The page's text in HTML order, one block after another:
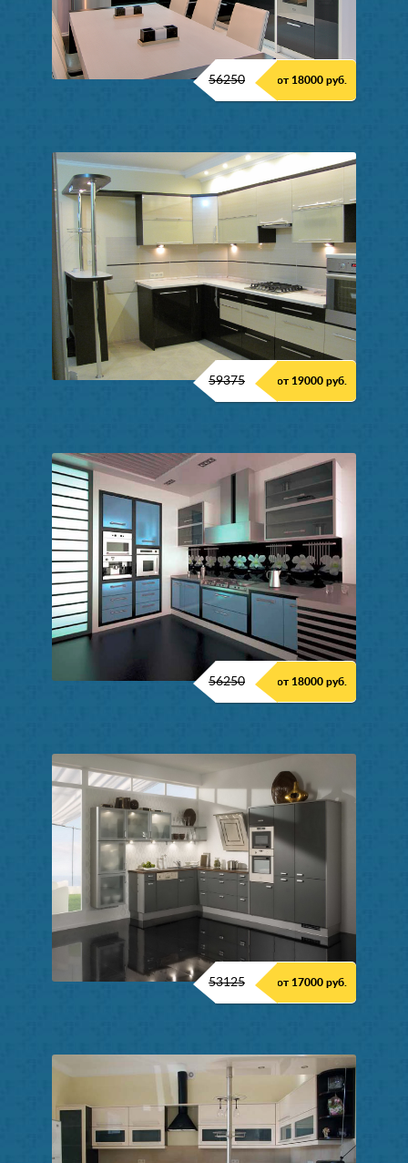
56250 от 18000 руб.
59375 от 19000 руб.
56250 от 18000 руб.
53125 от 17000 руб.